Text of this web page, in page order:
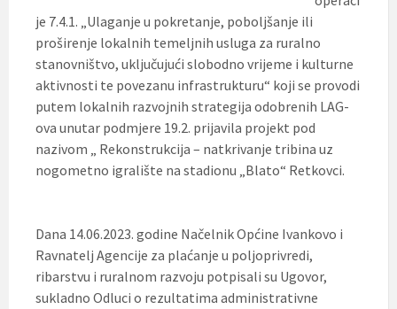
je 7.4.1. „Ulaganje u pokretanje, poboljšanje ili
proširenje lokalnih temeljnih usluga za ruralno
stanovništvo, uključujući slobodno vrijeme i kulturne
aktivnosti te povezanu infrastrukturu“ koji se provodi
putem lokalnih razvojnih strategija odobrenih LAG-
ova unutar podmjere 19.2. prijavila projekt pod
nazivom „ Rekonstrukcija – natkrivanje tribina uz
nogometno igralište na stadionu „Blato“ Retkovci.
Dana 14.06.2023. godine Načelnik Općine Ivankovo i
Ravnatelj Agencije za plaćanje u poljoprivredi,
ribarstvu i ruralnom razvoju potpisali su Ugovor,
sukladno Odluci o rezultatima administrativne